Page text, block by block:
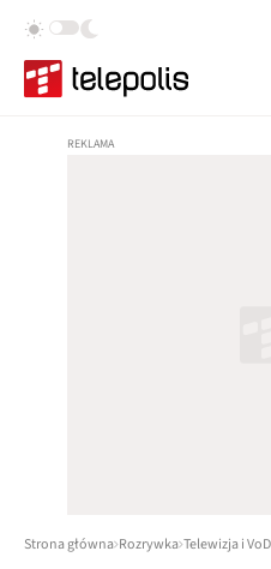
Strona główna Rozrywka Telewizja i VoD